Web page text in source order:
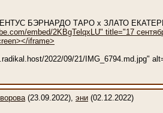
БЭРНАРДО ТАРО x ЗЛАТО
embed/2KBgTelqxLU" title="17
iframe>
2022/09/21/IMG_6794.md.jpg"
(23.09.2022), эни (02.12.2022)